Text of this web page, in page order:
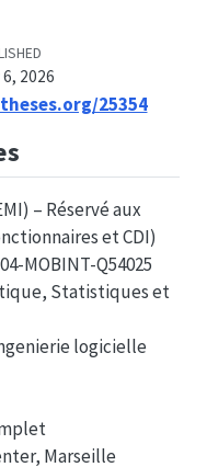
6, 2026
25354
– Réservé aux
et CDI)
MOBINT-Q54025
Statistiques et
logicielle
Marseille